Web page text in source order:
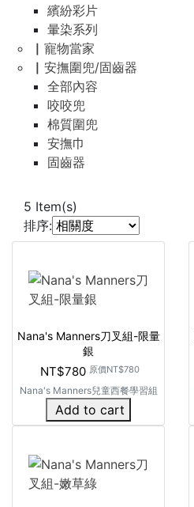
繽紛彩片
暈染系列
▏寵物當家
▏安撫圍兜/固齒器
全部內容
咬咬兜
棉質圍兜
安撫巾
固齒器
5 Item(s)
排序:
Nana's Manners刀叉組-限量
銀
NT$780 原價NT$780
Nana's Manners兒童西餐學習組
Add to cart